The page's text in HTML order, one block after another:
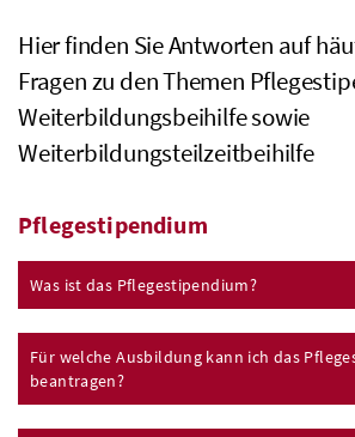
Hier finden Sie Antworten auf
Fragen zu den Themen
Weiterbildungsbeihilfe sowie
Weiterbildungsteilzeitbeihilfe
Pflegestipendium
Was ist das Pflegestipendium?
Für welche Ausbildung kann ich das
beantragen?